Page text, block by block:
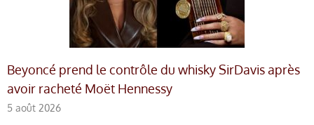
Beyoncé prend le contrôle du whisky SirDavis après
avoir racheté Moët Hennessy
5 août 2026